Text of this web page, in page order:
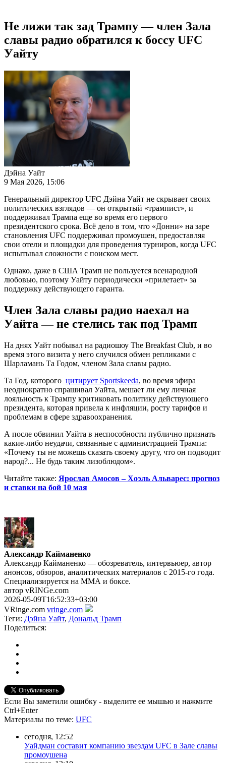
Не лижи так зад Трампу — член Зала
славы радио обратился к боссу UFC
Уайту
Дэйна Уайт
9 Мая 2026, 15:06
Генеральный директор UFC Дэйна Уайт не скрывает своих
политических взглядов — он открытый «трампист», и
поддерживал Трампа еще во время его первого
президентского срока. Всё дело в том, что «Донни» на заре
становления UFC поддерживал промоушен, предоставляя
свои отели и площадки для проведения турниров, когда UFC
испытывал сложности с поиском мест.
Однако, даже в США Трамп не пользуется всенародной
любовью, поэтому Уайту периодически «прилетает» за
поддержку действующего гаранта.
Член Зала славы радио наехал на
Уайта — не стелись так под Трамп
На днях Уайт побывал на радиошоу The Breakfast Club, и во
время этого визита у него случился обмен репликами с
Шарламань Та Годом, членом Зала славы радио.
Та Год, которого цитирует Sportskeeda, во время эфира
неоднократно спрашивал Уайта, мешает ли ему личная
лояльность к Трампу критиковать политику действующего
президента, которая привела к инфляции, росту тарифов и
проблемам в сфере здравоохранения.
А после обвинил Уайта в неспособности публично признать
какие-либо неудачи, связанные с администрацией Трампа:
«Почему ты не можешь сказать своему другу, что он подводит
народ?... Не будь таким лизоблюдом».
Читайте также: Ярослав Амосов – Хоэль Альварес: прогноз
и ставки на бой 10 мая
Александр Кайманенко
Александр Кайманенко — обозреватель, интервьюер, автор
анонсов, обзоров, аналитических материалов с 2015-го года.
Специализируется на ММА и боксе.
автор vRINGe.com
2026-05-09T16:52:33+03:00
VRinge.com vringe.com
Теги: Дэйна Уайт, Дональд Трамп
Поделиться:
Если Вы заметили ошибку - выделите ее мышью и нажмите
Ctrl+Enter
Материалы по теме: UFC
сегодня, 12:52
Уайдман составит компанию звездам UFC в Зале славы
промоушена